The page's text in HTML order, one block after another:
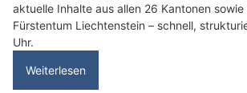
aktuelle Inhalte aus allen 26 Kantonen sowie
Fürstentum Liechtenstein – schnell,
Uhr.
Weiterlesen